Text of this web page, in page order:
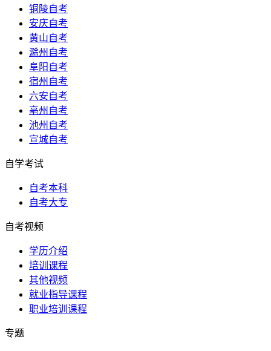
铜陵自考
安庆自考
黄山自考
滁州自考
阜阳自考
宿州自考
六安自考
亳州自考
池州自考
宣城自考
自学考试
自考本科
自考大专
自考视频
学历介绍
培训课程
其他视频
就业指导课程
职业培训课程
专题